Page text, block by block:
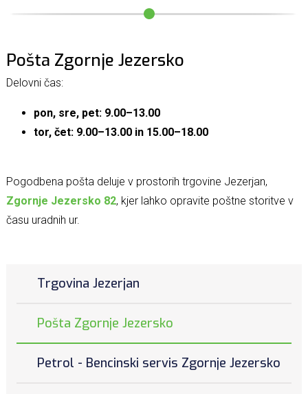
Pošta Zgornje Jezersko
Delovni čas:
pon, sre, pet: 9.00–13.00
tor, čet: 9.00–13.00 in 15.00–18.00
Pogodbena pošta deluje v prostorih trgovine Jezerjan,
Zgornje Jezersko 82, kjer lahko opravite poštne storitve v
času uradnih ur.
Trgovina Jezerjan
Pošta Zgornje Jezersko
Petrol - Bencinski servis Zgornje Jezersko